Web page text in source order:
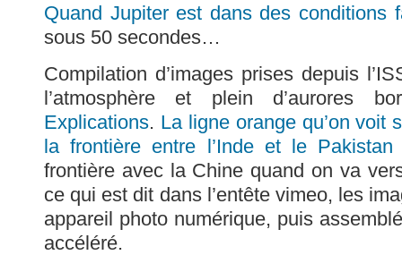
Quand Jupiter est dans des conditions
sous 50 secondes…
Compilation d’images prises depuis
l’atmosphère et plein d’aurores
Explications. La ligne orange qu’on voit
la frontière entre l’Inde et le Pakistan
frontière avec la Chine quand on va
ce qui est dit dans l’entête vimeo, les
appareil photo numérique, puis
accéléré.